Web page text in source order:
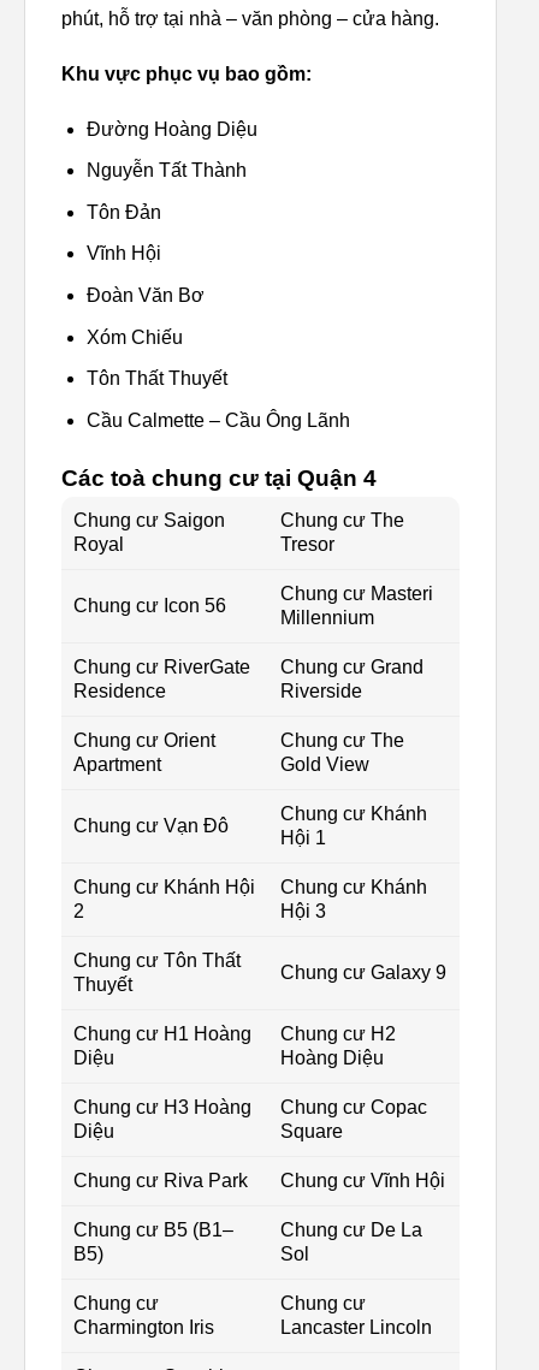
phút, hỗ trợ tại nhà – văn phòng – cửa hàng.
Khu vực phục vụ bao gồm:
Đường Hoàng Diệu
Nguyễn Tất Thành
Tôn Đản
Vĩnh Hội
Đoàn Văn Bơ
Xóm Chiếu
Tôn Thất Thuyết
Cầu Calmette – Cầu Ông Lãnh
Các toà chung cư tại Quận 4
Chung cư Saigon
Royal
Chung cư The
Tresor
Chung cư Icon 56
Chung cư Masteri
Millennium
Chung cư RiverGate
Residence
Chung cư Grand
Riverside
Chung cư Orient
Apartment
Chung cư The
Gold View
Chung cư Vạn Đô
Chung cư Khánh
Hội 1
Chung cư Khánh Hội
2
Chung cư Khánh
Hội 3
Chung cư Tôn Thất
Thuyết
Chung cư Galaxy 9
Chung cư H1 Hoàng
Diệu
Chung cư H2
Hoàng Diệu
Chung cư H3 Hoàng
Diệu
Chung cư Copac
Square
Chung cư Riva Park Chung cư Vĩnh Hội
Chung cư B5 (B1–
B5)
Chung cư De La
Sol
Chung cư
Charmington Iris
Chung cư
Lancaster Lincoln